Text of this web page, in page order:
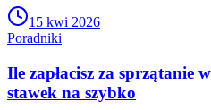
15 kwi 2026
Poradniki
Ile zapłacisz za sprzątanie
stawek na szybko